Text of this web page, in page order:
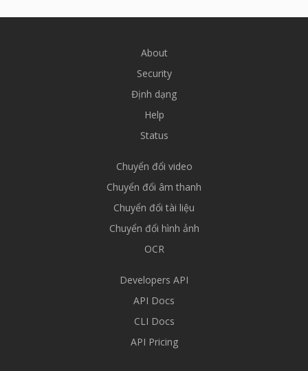
About
Security
Định dạng
Help
Status
Chuyển đổi video
Chuyển đổi âm thanh
Chuyển đổi tài liệu
Chuyển đổi hình ảnh
OCR
Developers API
API Docs
CLI Docs
API Pricing